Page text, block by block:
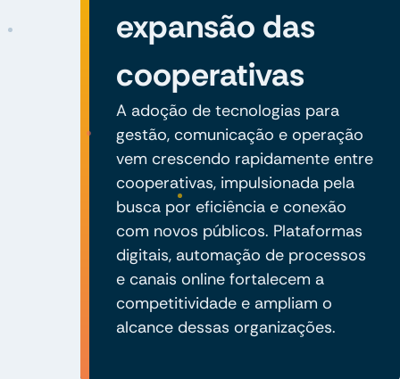
expansão das
cooperativas
A adoção de tecnologias para
gestão, comunicação e operação
vem crescendo rapidamente entre
cooperativas, impulsionada pela
busca por eficiência e conexão
com novos públicos. Plataformas
digitais, automação de processos
e canais online fortalecem a
competitividade e ampliam o
alcance dessas organizações.